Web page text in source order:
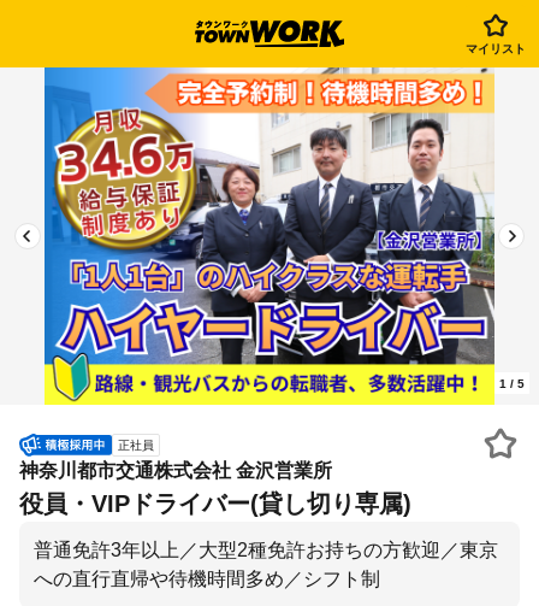
マイリスト
1 / 5
正社員
神奈川都市交通株式会社 金沢営業所
役員・VIPドライバー(貸し切り専属)
普通免許3年以上／大型2種免許お持ちの方歓迎／東京
への直行直帰や待機時間多め／シフト制